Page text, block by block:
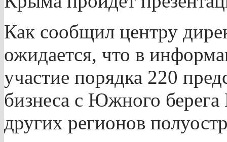
Как сообщил центру
ожидается, что в
участие порядка 220
бизнеса с Южного
других регионов